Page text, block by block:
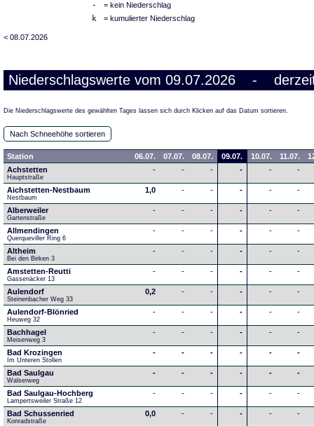
- = kein Niederschlag
k = kumulierter Niederschlag
< 08.07.2026
Niederschlagswerte vom 09.07.2026 -
Die Niederschlagswerte des gewählten Tages lassen sich durch Klicken auf das Datum sortieren.
Nach Schneehöhe sortieren
Station 06.07. 07.07. 08.07. 09.07. 10.07. 11.07.
Achstetten
Hauptstraße
- - - - - -
Aichstetten-Nestbaum
Nestbaum
1,0 - - - - -
Alberweiler
Gartenstraße
- - - - - -
Allmendingen
Querqueviller Ring 6
- - - - - -
Altheim
Bei den Birken 3
- - - - - -
Amstetten-Reutti
Gassenäcker 13
- - - - - -
Aulendorf
Steinenbacher Weg 33
0,2 - - - - -
Aulendorf-Blönried
Heuweg 32
- - - - - -
Bachhagel
Meisenweg 3
- - - - - -
Bad Krozingen
Im Unteren Stollen
- - - - - -
Bad Saulgau
Walserweg
- - - - - -
Bad Saulgau-Hochberg
Lampertsweiler Straße 12
- - - - - -
Bad Schussenried
Konradstraße
0,0 - - - - -